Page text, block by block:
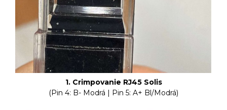
1. Crimpovanie RJ45 Solis
(Pin 4: B- Modrá | Pin 5: A+ Bl/Modrá)